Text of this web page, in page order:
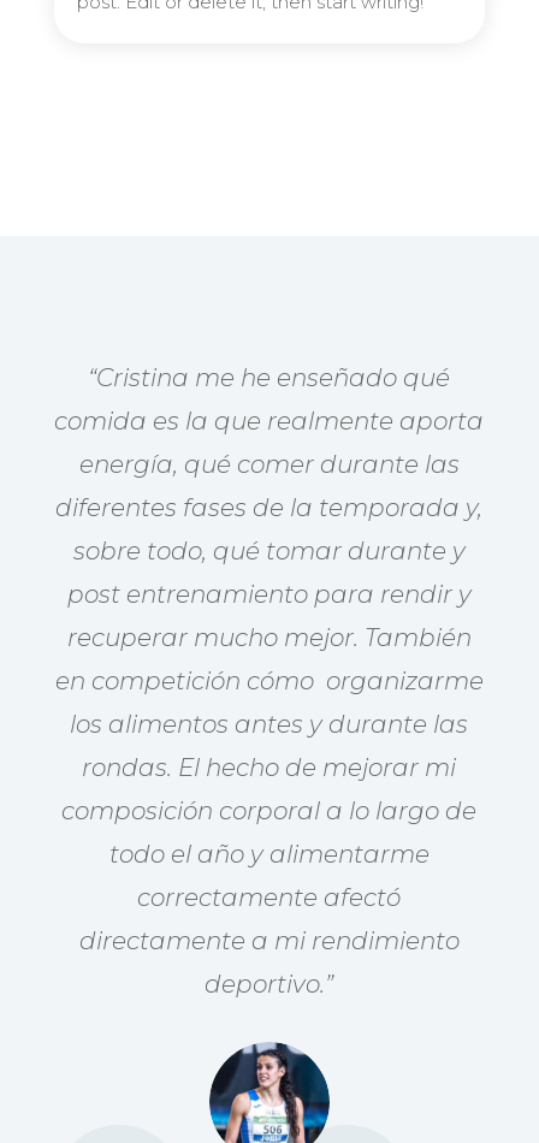
“Cristina me he enseñado qué
comida es la que realmente aporta
energía, qué comer durante las
diferentes fases de la temporada y,
sobre todo, qué tomar durante y
post entrenamiento para rendir y
recuperar mucho mejor. También
en competición cómo organizarme
los alimentos antes y durante las
rondas. El hecho de mejorar mi
composición corporal a lo largo de
todo el año y alimentarme
correctamente afectó
directamente a mi rendimiento
deportivo.”